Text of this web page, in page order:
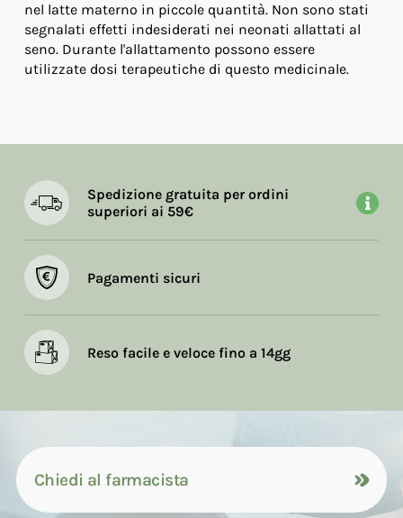
nel latte materno in piccole quantità. Non sono stati
segnalati effetti indesiderati nei neonati allattati al
seno. Durante l'allattamento possono essere
utilizzate dosi terapeutiche di questo medicinale.
Spedizione gratuita per ordini
superiori ai 59€
Pagamenti sicuri
Reso facile e veloce fino a 14gg
Chiedi al farmacista